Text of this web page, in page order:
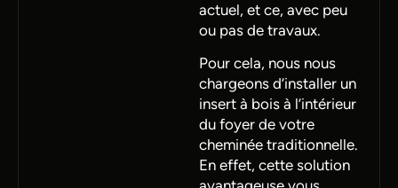
actuel, et ce, avec peu
ou pas de travaux.
Pour cela, nous nous
chargeons d’installer un
insert à bois à l’intérieur
du foyer de votre
cheminée traditionnelle.
En effet, cette solution